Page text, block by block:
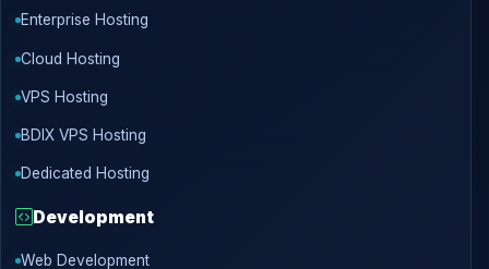
Enterprise Hosting
Cloud Hosting
VPS Hosting
BDIX VPS Hosting
Dedicated Hosting
Development
Web Development